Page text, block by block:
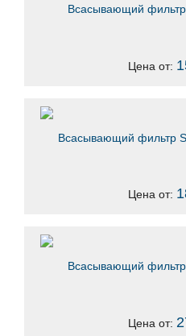
Всасывающий
Цена от:
Всасывающий фильтр
Цена от:
Всасывающий
Цена от: